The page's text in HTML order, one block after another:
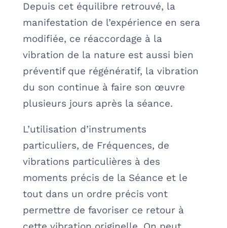
Depuis cet équilibre retrouvé, la
manifestation de l’expérience en sera
modifiée, ce réaccordage à la
vibration de la nature est aussi bien
préventif que régénératif, la vibration
du son continue à faire son œuvre
plusieurs jours après la séance.
L’utilisation d’instruments
particuliers, de Fréquences, de
vibrations particulières à des
moments précis de la Séance et le
tout dans un ordre précis vont
permettre de favoriser ce retour à